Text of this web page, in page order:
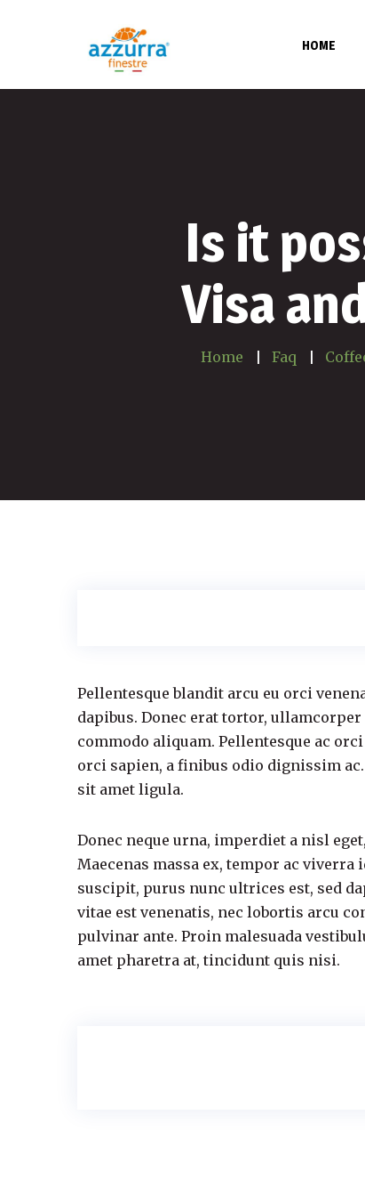
HOME
Is it
Visa
Home Faq
Pellentesque blandit arcu eu orci
dapibus. Donec erat tortor,
commodo aliquam. Pellentesque ac
orci sapien, a finibus odio dignissim
sit amet ligula.
Donec neque urna, imperdiet a nisl
Maecenas massa ex, tempor ac viverra
suscipit, purus nunc ultrices est, sed
vitae est venenatis, nec lobortis arcu
pulvinar ante. Proin malesuada
amet pharetra at, tincidunt quis nisi.